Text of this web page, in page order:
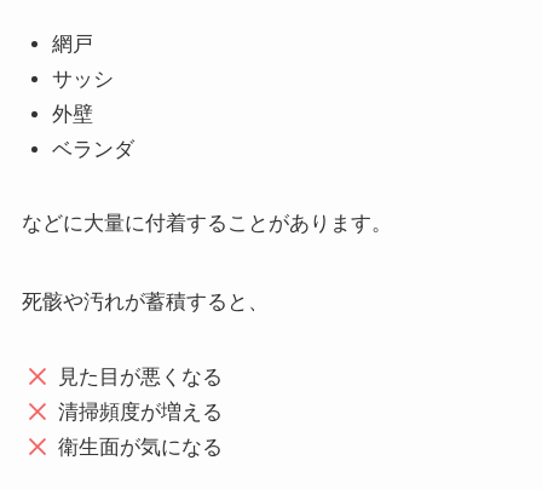
網戸
サッシ
外壁
ベランダ
などに大量に付着することがあります。
死骸や汚れが蓄積すると、
見た目が悪くなる
清掃頻度が増える
衛生面が気になる